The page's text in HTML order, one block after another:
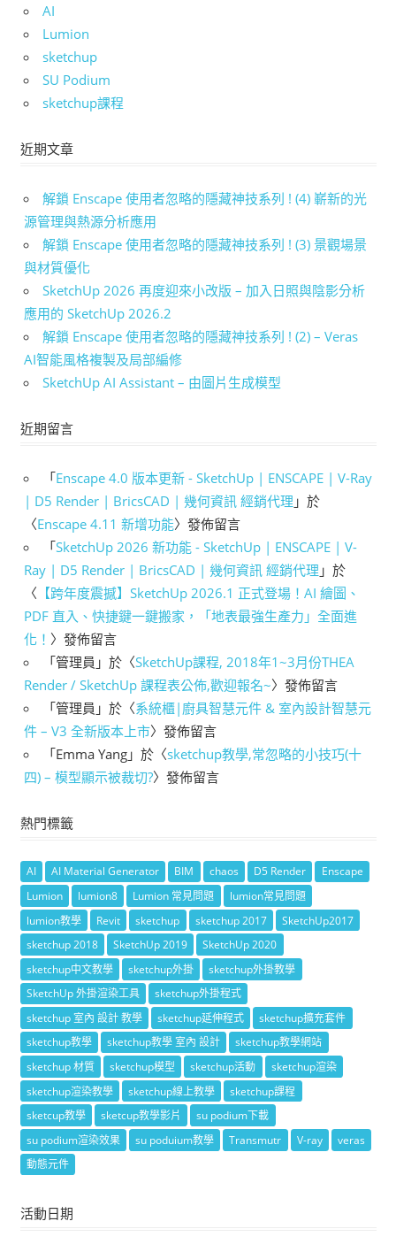
AI
Lumion
sketchup
SU Podium
sketchup課程
近期文章
解鎖 Enscape 使用者忽略的隱藏神技系列 ! (4) 嶄新的光
源管理與熱源分析應用
解鎖 Enscape 使用者忽略的隱藏神技系列 ! (3) 景觀場景
與材質優化
SketchUp 2026 再度迎來小改版 – 加入日照與陰影分析
應用的 SketchUp 2026.2
解鎖 Enscape 使用者忽略的隱藏神技系列 ! (2) – Veras
AI智能風格複製及局部編修
SketchUp AI Assistant – 由圖片生成模型
近期留言
「Enscape 4.0 版本更新 - SketchUp | ENSCAPE | V-Ray
| D5 Render | BricsCAD | 幾何資訊 經銷代理 」於
〈Enscape 4.11 新增功能〉發佈留言
「SketchUp 2026 新功能 - SketchUp | ENSCAPE | V-
Ray | D5 Render | BricsCAD | 幾何資訊 經銷代理 」於
〈 【跨年度震撼】SketchUp 2026.1 正式登場！AI 繪圖、
PDF 直入、快捷鍵一鍵搬家，「地表最強生產力」全面進
化！ 〉發佈留言
「管理員 」於〈SketchUp課程, 2018年1~3月份THEA
Render / SketchUp 課程表公佈,歡迎報名~〉發佈留言
「管理員 」於〈系統櫃|廚具智慧元件 & 室內設計智慧元
件 – V3 全新版本上市〉發佈留言
「Emma Yang 」於〈sketchup教學,常忽略的小技巧(十
四) – 模型顯示被裁切?〉發佈留言
熱門標籤
AI AI Material Generator BIM chaos D5 Render
Enscape
Lumion
lumion8 Lumion 常見問題
lumion常見問題
lumion教學
Revit sketchup sketchup 2017
SketchUp2017
sketchup 2018
SketchUp 2019
SketchUp 2020
sketchup中文教學
sketchup外掛
sketchup外掛教學
SketchUp 外掛渲染工具
sketchup外掛程式
sketchup 室內 設計 教學
sketchup延伸程式
sketchup擴充套件
sketchup教學
sketchup教學 室內 設計
sketchup教學網站
sketchup 材質
sketchup模型 sketchup活動
sketchup渲染
sketchup渲染教學
sketchup線上教學
sketchup課程
sketcup教學
sketcup教學影片
su podium下載
su podium渲染效果
su poduium教學 Transmutr V-ray
veras
動態元件
活動日期